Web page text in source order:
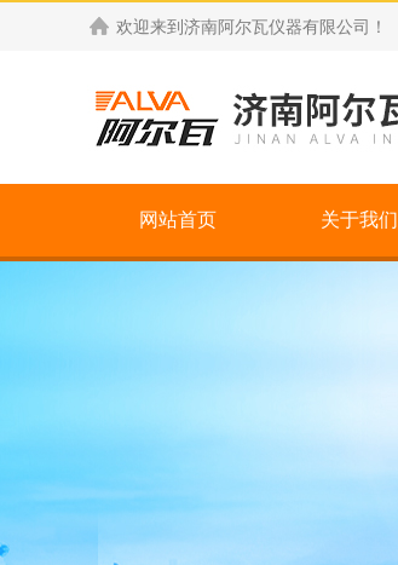
欢迎来到 济南阿尔瓦仪器有限公司 ！
网站首页 关于我们